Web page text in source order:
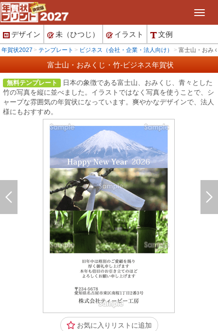
デザイン 未（ひつじ） イラスト 文例
年賀状2027 テンプレート ビジネス（会社・企業・法人向け） 富士山・おみ
富士山・おみくじ・竹-ビジネス年賀状
無料テンプレート
日本の象徴である富士山、おみくじ、青々とした
竹の写真を縦に並べました。イラストではなく写真を使うことで、シ
ャープな雰囲気の年賀状になっています。爽やかなデザインで、法人
様にもおすすめ。
お気に入りリストに追加